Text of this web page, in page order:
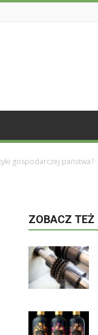
gospodarczej państwa?
ZOBACZ TEŻ